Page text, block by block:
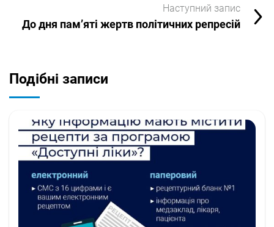
Наступний запис
До дня пам’яті жертв політичних репресій
Подібні записи